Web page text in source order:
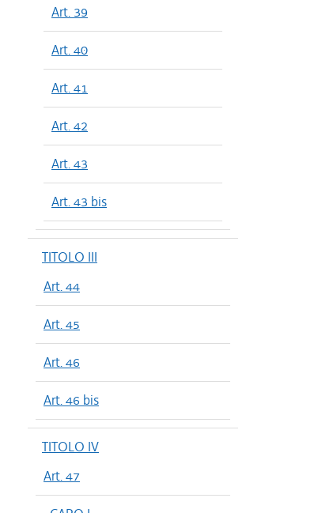
Art. 39
Art. 40
Art. 41
Art. 42
Art. 43
Art. 43 bis
TITOLO III
Art. 44
Art. 45
Art. 46
Art. 46 bis
TITOLO IV
Art. 47